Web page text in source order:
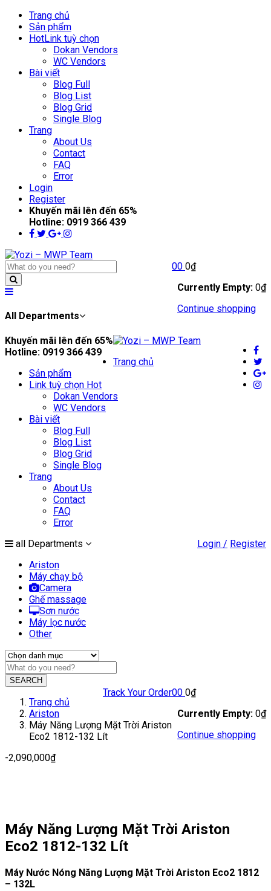
Trang chủ
Sản phẩm
HotLink tuỳ chọn
Dokan Vendors
WC Vendors
Bài viết
Blog Full
Blog List
Blog Grid
Single Blog
Trang
About Us
Contact
FAQ
Error
Login
Register
Khuyến mãi lên đến 65%
Hotline: 0919 366 439
0 0₫
Currently Empty: 0₫
Continue shopping
0
All Departments
Khuyến mãi lên đến 65%
Hotline: 0919 366 439
Trang chủ
Sản phẩm
Link tuỳ chọn Hot
Dokan Vendors
WC Vendors
Bài viết
Blog Full
Blog List
Blog Grid
Single Blog
Trang
About Us
Contact
FAQ
Error
Login / Register
all Departments
Ariston
Máy chạy bộ
Camera
Ghế massage
Sơn nước
Máy lọc nước
Other
SEARCH
0 0₫
Currently Empty: 0₫
Continue shopping
0
Track Your Order
Trang chủ
Ariston
Máy Năng Lượng Mặt Trời Ariston
Eco2 1812-132 Lít
-2,090,000₫
Máy Năng Lượng Mặt Trời Ariston
Eco2 1812-132 Lít
Máy Nước Nóng Năng Lượng Mặt Trời Ariston Eco2 1812
– 132L